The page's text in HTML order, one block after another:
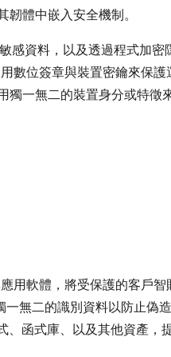
體中嵌入安全機制。
感資料，以及透過程式加密
數位簽章與裝置密鑰來保
獨一無二的裝置身分或特徵
用軟體，將受保護的客戶
無二的識別資料以防止偽
、函式庫、以及其他資產，